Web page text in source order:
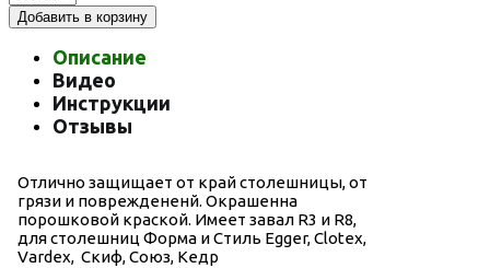
Добавить в корзину
Описание
Видео
Инструкции
Отзывы
Отлично защищает от край столешницы, от
грязи и повреждененй. Окрашенна
порошковой краской. Имеет завал R3 и R8,
для столешниц Форма и Стиль Egger, Clotex,
Vardex, Скиф, Союз, Кедр